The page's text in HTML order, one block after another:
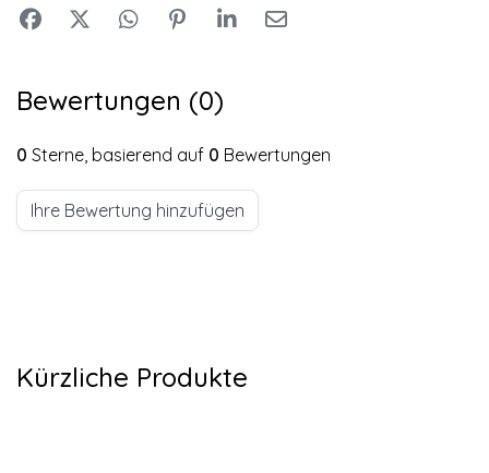
Bewertungen (0)
0 Sterne, basierend auf 0 Bewertungen
Ihre Bewertung hinzufügen
Kürzliche Produkte